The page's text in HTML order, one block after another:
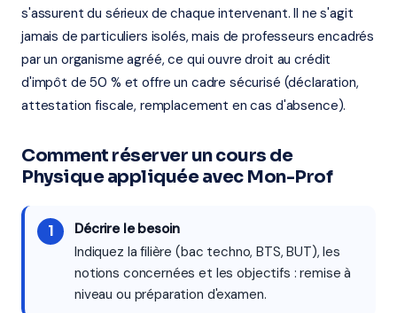
s'assurent du sérieux de chaque intervenant. Il ne s'agit
jamais de particuliers isolés, mais de professeurs encadrés
par un organisme agréé, ce qui ouvre droit au crédit
d'impôt de 50 % et offre un cadre sécurisé (déclaration,
attestation fiscale, remplacement en cas d'absence).
Comment réserver un cours de
Physique appliquée avec Mon-Prof
Décrire le besoin
Indiquez la filière (bac techno, BTS, BUT), les
notions concernées et les objectifs : remise à
niveau ou préparation d'examen.